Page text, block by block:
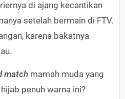
di ajang kecantikan
setelah bermain di FTV.
karena bakatnya
match mamah muda yang
penuh warna ini?